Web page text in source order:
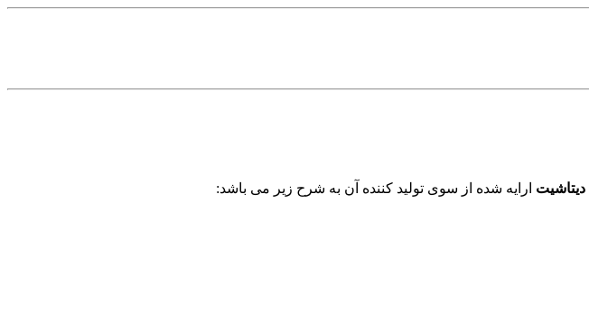
دیتاشیت ارایه شده از سوی تولید کننده آن به شرح زیر می باشد: